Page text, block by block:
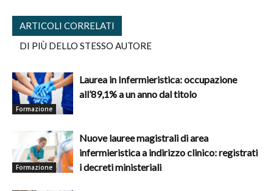
ARTICOLI CORRELATI
DI PIÙ DELLO STESSO AUTORE
Formazione
Laurea in Infermieristica: occupazione
all’89,1% a un anno dal titolo
Formazione
Nuove lauree magistrali di area
infermieristica a indirizzo clinico: registrati
i decreti ministeriali